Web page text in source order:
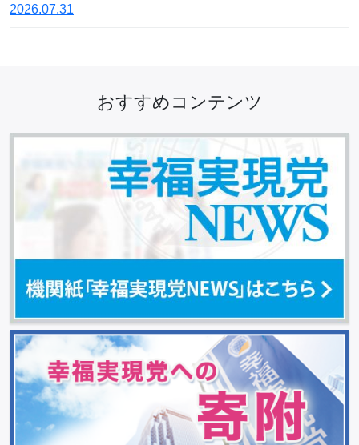
2026.07.31
おすすめコンテンツ